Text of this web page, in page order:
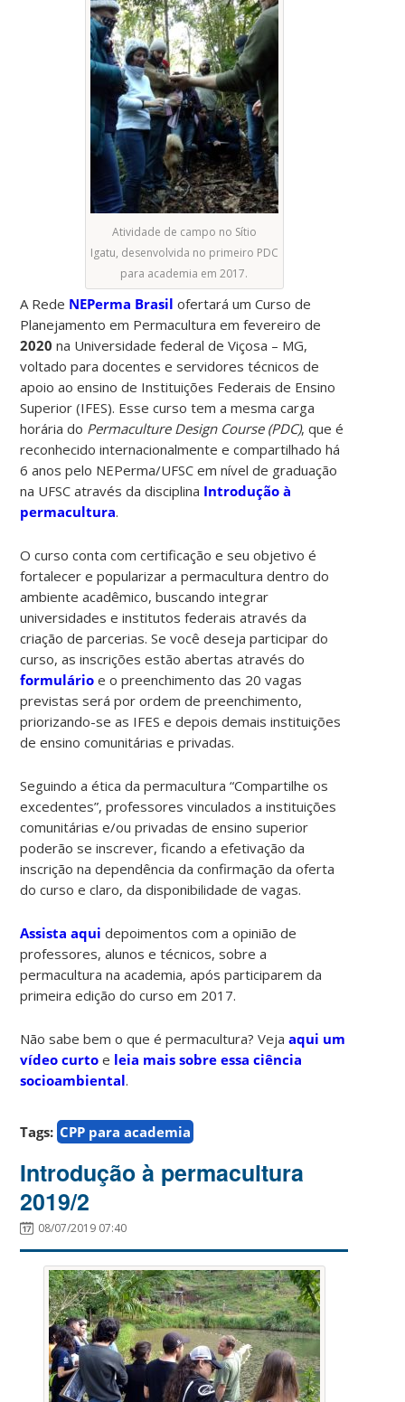
Atividade de campo no Sítio
Igatu, desenvolvida no primeiro PDC
para academia em 2017.
A Rede NEPerma Brasil ofertará um Curso de
Planejamento em Permacultura em fevereiro de
2020 na Universidade federal de Viçosa – MG,
voltado para docentes e servidores técnicos de
apoio ao ensino de Instituições Federais de Ensino
Superior (IFES). Esse curso tem a mesma carga
horária do Permaculture Design Course (PDC), que é
reconhecido internacionalmente e compartilhado há
6 anos pelo NEPerma/UFSC em nível de graduação
na UFSC através da disciplina Introdução à
permacultura.
O curso conta com certificação e seu objetivo é
fortalecer e popularizar a permacultura dentro do
ambiente acadêmico, buscando integrar
universidades e institutos federais através da
criação de parcerias. Se você deseja participar do
curso, as inscrições estão abertas através do
formulário e o preenchimento das 20 vagas
previstas será por ordem de preenchimento,
priorizando-se as IFES e depois demais instituições
de ensino comunitárias e privadas.
Seguindo a ética da permacultura “Compartilhe os
excedentes”, professores vinculados a instituições
comunitárias e/ou privadas de ensino superior
poderão se inscrever, ficando a efetivação da
inscrição na dependência da confirmação da oferta
do curso e claro, da disponibilidade de vagas.
Assista aqui depoimentos com a opinião de
professores, alunos e técnicos, sobre a
permacultura na academia, após participarem da
primeira edição do curso em 2017.
Não sabe bem o que é permacultura? Vejaaqui um
vídeo curto e leia mais sobre essa ciência
socioambiental.
Tags: CPP para academia
Introdução à permacultura
2019/2
08/07/2019 07:40